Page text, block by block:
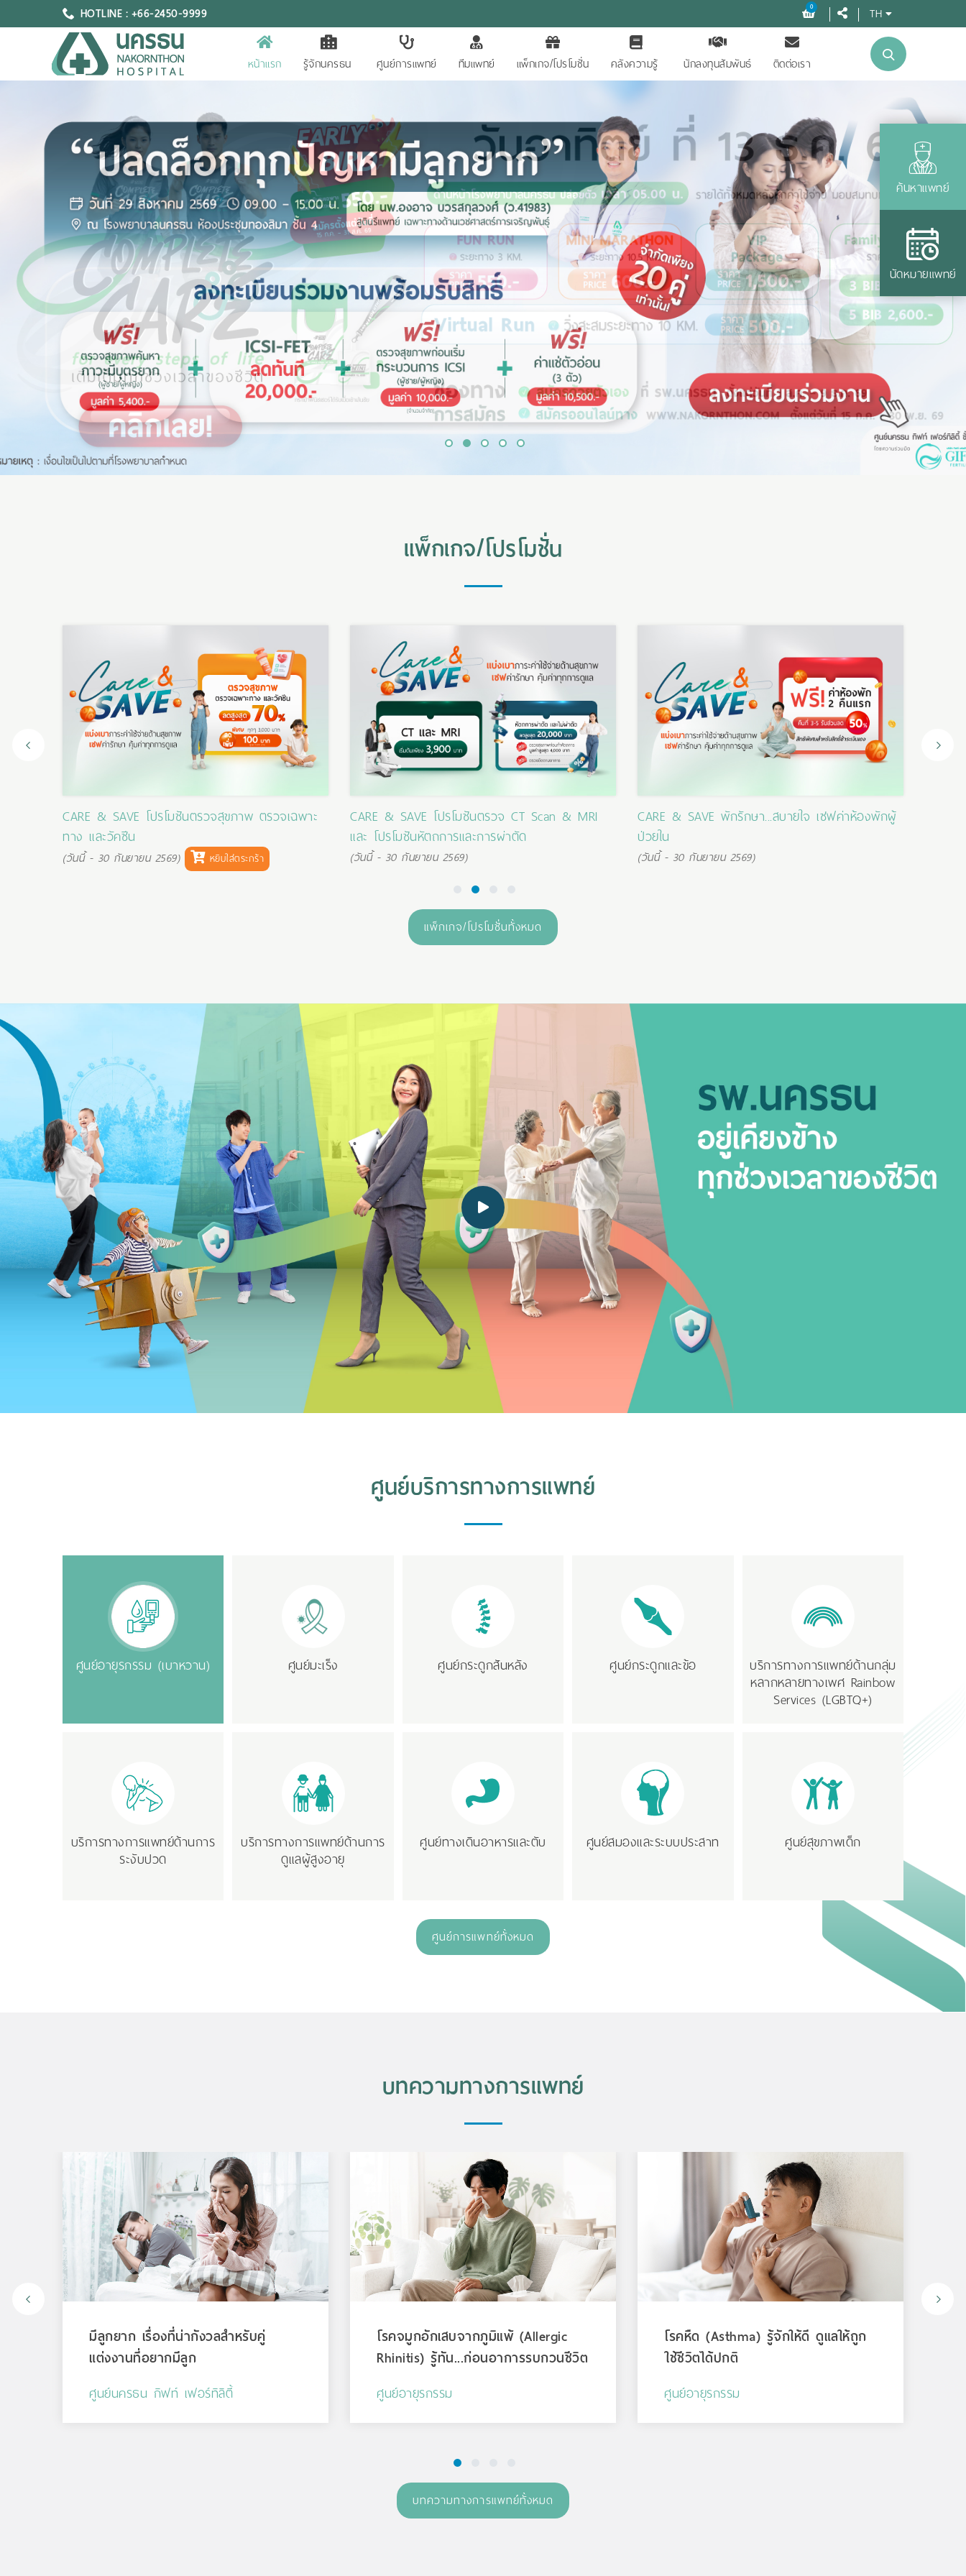
HOTLINE : +66-2450-9999 0 TH
หน้าแรก รู้จักนครธน ศูนย์การแพทย์ ทีมแพทย์ แพ็กเกจ/โปรโมชั่น คลังความรู้ นักลงทุนสัมพันธ์ ติดต่อเรา
ค้นหาแพทย์
นัดหมายแพทย์
1 2 3 4 5
แพ็กเกจ/โปรโมชั่น
CARE & SAVE โปรโมชันตรวจสุขภาพ ตรวจเฉพาะ
ทาง และวัคซีน
(วันนี้ - 30 กันยายน 2569) หยิบใส่ตระกร้า
CARE & SAVE โปรโมชันตรวจ CT Scan & MRI
และ โปรโมชันหัตถการและการผ่าตัด
(วันนี้ - 30 กันยายน 2569)
CARE & SAVE พักรักษา...สบายใจ เซฟค่าห้องพักผู้
ป่วยใน
(วันนี้ - 30 กันยายน 2569)
2
แพ็กเกจ/โปรโมชั่นทั้งหมด
ศูนย์บริการทางการแพทย์
ศูนย์อายุรกรรม (เบาหวาน) ศูนย์มะเร็ง ศูนย์กระดูกสันหลัง ศูนย์กระดูกและข้อ บริการทางการแพทย์ด้านกลุ่ม
หลากหลายทางเพศ Rainbow
Services (LGBTQ+)
บริการทางการแพทย์ด้านการ
ระงับปวด
บริการทางการแพทย์ด้านการ
ดูแลผู้สูงอายุ
ศูนย์ทางเดินอาหารและตับ ศูนย์สมองและระบบประสาท ศูนย์สุขภาพเด็ก
ศูนย์การแพทย์ทั้งหมด
บทความทางการแพทย์
มีลูกยาก เรื่องที่น่ากังวลสำหรับคู่
แต่งงานที่อยากมีลูก
ศูนย์นครธน กิฟท์ เฟอร์ทิลิตี้
โรคจมูกอักเสบจากภูมิแพ้ (Allergic
Rhinitis) รู้ทัน...ก่อนอาการรบกวนชีวิต
ศูนย์อายุรกรรม
โรคหืด (Asthma) รู้จักให้ดี ดูแลให้ถูก
ใช้ชีวิตได้ปกติ
ศูนย์อายุรกรรม
1
บทความทางการแพทย์ทั้งหมด